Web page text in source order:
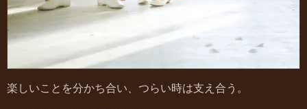
楽しいことを分かち合い、つらい時は支え合う。